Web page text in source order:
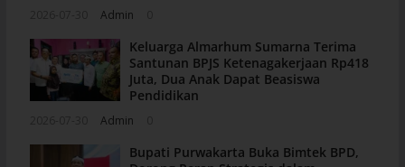
Admin
Keluarga Almarhum Sumarna Terima
Santunan BPJS Ketenagakerjaan Rp418
Juta, Dua Anak Dapat Beasiswa
Pendidikan
Admin
Bupati Purwakarta Buka Bimtek BPD,